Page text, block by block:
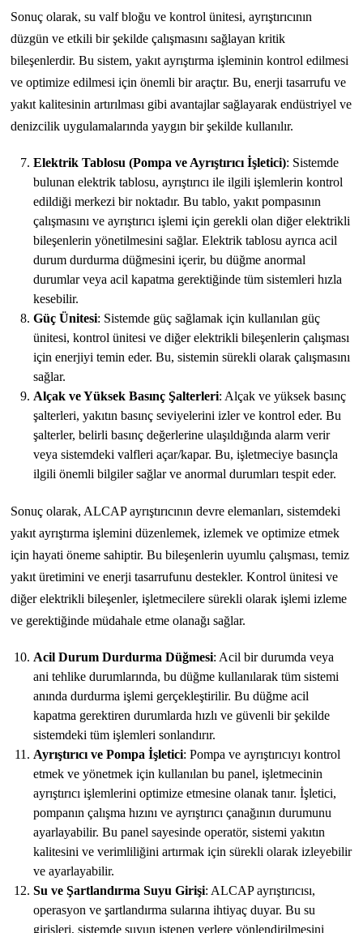
Sonuç olarak, su valf bloğu ve kontrol ünitesi, ayrıştırıcının
düzgün ve etkili bir şekilde çalışmasını sağlayan kritik
bileşenlerdir. Bu sistem, yakıt ayrıştırma işleminin kontrol edilmesi
ve optimize edilmesi için önemli bir araçtır. Bu, enerji tasarrufu ve
yakıt kalitesinin artırılması gibi avantajlar sağlayarak endüstriyel ve
denizcilik uygulamalarında yaygın bir şekilde kullanılır.
Elektrik Tablosu (Pompa ve Ayrıştırıcı İşletici): Sistemde
bulunan elektrik tablosu, ayrıştırıcı ile ilgili işlemlerin kontrol
edildiği merkezi bir noktadır. Bu tablo, yakıt pompasının
çalışmasını ve ayrıştırıcı işlemi için gerekli olan diğer elektrikli
bileşenlerin yönetilmesini sağlar. Elektrik tablosu ayrıca acil
durum durdurma düğmesini içerir, bu düğme anormal
durumlar veya acil kapatma gerektiğinde tüm sistemleri hızla
kesebilir.
Güç Ünitesi: Sistemde güç sağlamak için kullanılan güç
ünitesi, kontrol ünitesi ve diğer elektrikli bileşenlerin çalışması
için enerjiyi temin eder. Bu, sistemin sürekli olarak çalışmasını
sağlar.
Alçak ve Yüksek Basınç Şalterleri: Alçak ve yüksek basınç
şalterleri, yakıtın basınç seviyelerini izler ve kontrol eder. Bu
şalterler, belirli basınç değerlerine ulaşıldığında alarm verir
veya sistemdeki valfleri açar/kapar. Bu, işletmeciye basınçla
ilgili önemli bilgiler sağlar ve anormal durumları tespit eder.
Sonuç olarak, ALCAP ayrıştırıcının devre elemanları, sistemdeki
yakıt ayrıştırma işlemini düzenlemek, izlemek ve optimize etmek
için hayati öneme sahiptir. Bu bileşenlerin uyumlu çalışması, temiz
yakıt üretimini ve enerji tasarrufunu destekler. Kontrol ünitesi ve
diğer elektrikli bileşenler, işletmecilere sürekli olarak işlemi izleme
ve gerektiğinde müdahale etme olanağı sağlar.
Acil Durum Durdurma Düğmesi: Acil bir durumda veya
ani tehlike durumlarında, bu düğme kullanılarak tüm sistemi
anında durdurma işlemi gerçekleştirilir. Bu düğme acil
kapatma gerektiren durumlarda hızlı ve güvenli bir şekilde
sistemdeki tüm işlemleri sonlandırır.
Ayrıştırıcı ve Pompa İşletici: Pompa ve ayrıştırıcıyı kontrol
etmek ve yönetmek için kullanılan bu panel, işletmecinin
ayrıştırıcı işlemlerini optimize etmesine olanak tanır. İşletici,
pompanın çalışma hızını ve ayrıştırıcı çanağının durumunu
ayarlayabilir. Bu panel sayesinde operatör, sistemi yakıtın
kalitesini ve verimliliğini artırmak için sürekli olarak izleyebilir
ve ayarlayabilir.
Su ve Şartlandırma Suyu Girişi: ALCAP ayrıştırıcısı,
operasyon ve şartlandırma sularına ihtiyaç duyar. Bu su
girişleri, sistemde suyun istenen yerlere yönlendirilmesini